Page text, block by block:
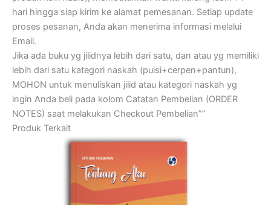
hari hingga siap kirim ke alamat pemesanan. Setiap update
proses pesanan, Anda akan menerima informasi melalui
Email.
Jika ada buku yg jilidnya lebih dari satu, dan atau yg memiliki
lebih dari satu kategori naskah (puisi+cerpen+pantun),
MOHON untuk menuliskan jilid atau kategori naskah yg
ingin Anda beli pada kolom Catatan Pembelian (ORDER
NOTES) saat melakukan Checkout Pembelian””
Produk Terkait